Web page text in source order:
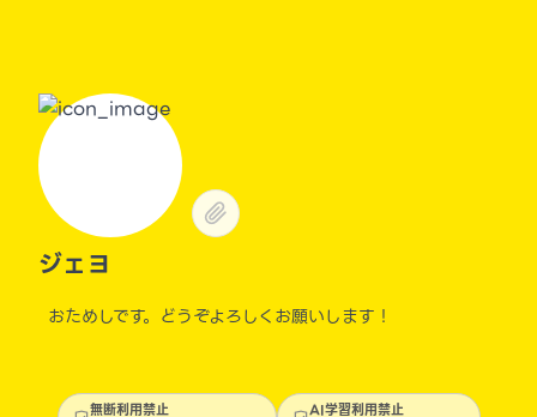
ジェヨ
おためしです。どうぞよろしくお願いします！
無断利用禁止 AI学習利用禁止